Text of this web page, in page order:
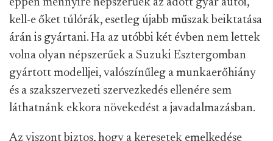
éppen mennyire népszerűek az adott gyár autói,
kell-e őket túlórák, esetleg újabb műszak beiktatása
árán is gyártani. Ha az utóbbi két évben nem lettek
volna olyan népszerűek a Suzuki Esztergomban
gyártott modelljei, valószínűleg a munkaerőhiány
és a szakszervezeti szervezkedés ellenére sem
láthatnánk ekkora növekedést a javadalmazásban.
Az viszont biztos, hogy a keresetek emelkedése